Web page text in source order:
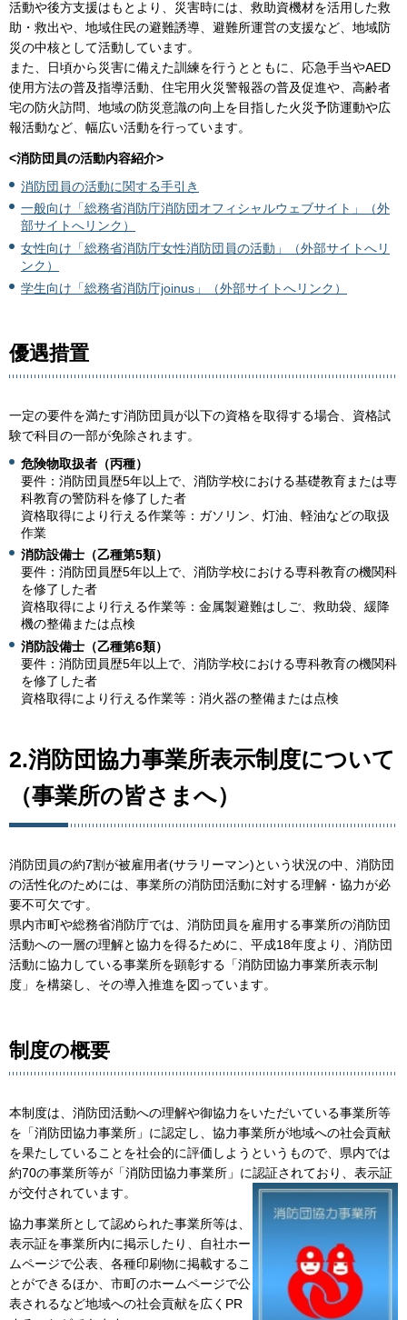
活動や後方支援はもとより、災害時には、救助資機材を活用した救
助・救出や、地域住民の避難誘導、避難所運営の支援など、地域防
災の中核として活動しています。
また、日頃から災害に備えた訓練を行うとともに、応急手当やAED
使用方法の普及指導活動、住宅用火災警報器の普及促進や、高齢者
宅の防火訪問、地域の防災意識の向上を目指した火災予防運動や広
報活動など、幅広い活動を行っています。
<消防団員の活動内容紹介>
消防団員の活動に関する手引き
一般向け「総務省消防庁消防団オフィシャルウェブサイト」（外
部サイトへリンク）
女性向け「総務省消防庁女性消防団員の活動」（外部サイトへリ
ンク）
学生向け「総務省消防庁joinus」（外部サイトへリンク）
優遇措置
一定の要件を満たす消防団員が以下の資格を取得する場合、資格試
験で科目の一部が免除されます。
危険物取扱者（丙種）
要件：消防団員歴5年以上で、消防学校における基礎教育または専
科教育の警防科を修了した者
資格取得により行える作業等：ガソリン、灯油、軽油などの取扱
作業
消防設備士（乙種第5類）
要件：消防団員歴5年以上で、消防学校における専科教育の機関科
を修了した者
資格取得により行える作業等：金属製避難はしご、救助袋、緩降
機の整備または点検
消防設備士（乙種第6類）
要件：消防団員歴5年以上で、消防学校における専科教育の機関科
を修了した者
資格取得により行える作業等：消火器の整備または点検
2.消防団協力事業所表示制度について
（事業所の皆さまへ）
消防団員の約7割が被雇用者(サラリーマン)という状況の中、消防団
の活性化のためには、事業所の消防団活動に対する理解・協力が必
要不可欠です。
県内市町や総務省消防庁では、消防団員を雇用する事業所の消防団
活動への一層の理解と協力を得るために、平成18年度より、消防団
活動に協力している事業所を顕彰する「消防団協力事業所表示制
度」を構築し、その導入推進を図っています。
制度の概要
本制度は、消防団活動への理解や御協力をいただいている事業所等
を「消防団協力事業所」に認定し、協力事業所が地域への社会貢献
を果たしていることを社会的に評価しようというもので、県内では
約70の事業所等が「消防団協力事業所」に認証されており、表示証
が交付されています。
協力事業所として認められた事業所等は、
表示証を事業所内に掲示したり、自社ホー
ムページで公表、各種印刷物に掲載するこ
とができるほか、市町のホームページで公
表されるなど地域への社会貢献を広くPR